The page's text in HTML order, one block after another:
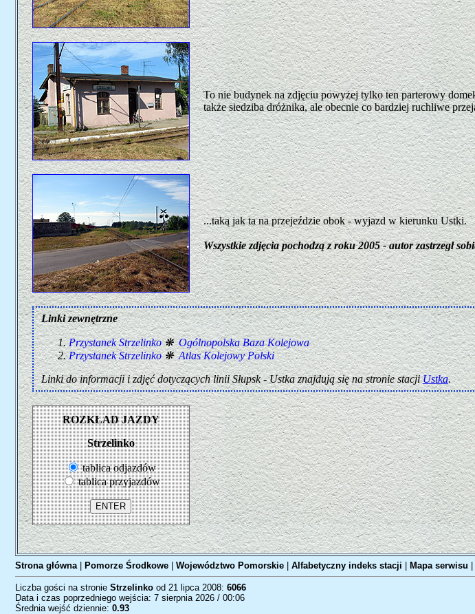
To nie budynek na zdjęciu powyżej tylko ten parterowy
także siedziba dróżnika, ale obecnie co bardziej ruchliwe
...taką jak ta na przejeździe obok - wyjazd w kierunku Ustki.
Wszystkie zdjęcia pochodzą z roku 2005 - autor zastrzegł
Linki zewnętrzne
Przystanek Strzelinko❋Ogólnopolska Baza Kolejowa
Przystanek Strzelinko❋Atlas Kolejowy Polski
Linki do informacji i zdjęć dotyczących linii Słupsk - Ustka znajdują się na stronie stacjiUstka.
ROZKŁAD JAZDY
Strzelinko
tablica odjazdów
tablica przyjazdów
Strona główna| Pomorze Środkowe| Województwo Pomorskie| Alfabetyczny indeks stacji Mapa serwisu
Liczba gości na stronie Strzelinkood 21 lipca 2008: 6066
Data i czas poprzedniego wejścia: 7 sierpnia 2026 / 00:06
Średnia wejść dziennie: 0.93